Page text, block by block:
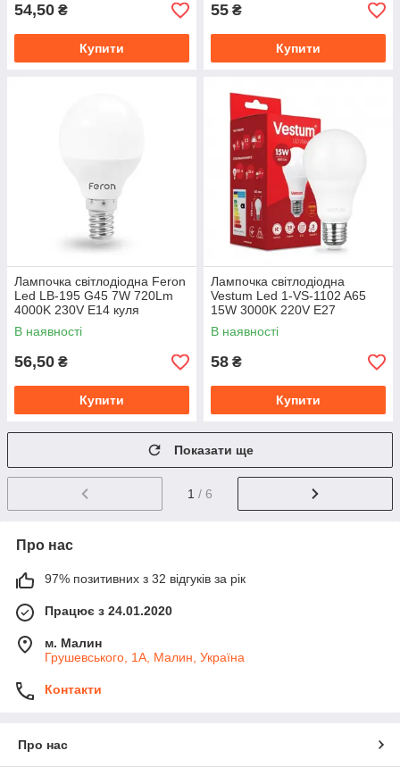
54,50 ₴
Купити
55 ₴
Купити
Лампочка світлодіодна Feron
Led LB-195 G45 7W 720Lm
4000K 230V E14 куля
В наявності
56,50 ₴
Купити
Лампочка світлодіодна
Vestum Led 1-VS-1102 A65
15W 3000K 220V E27
В наявності
58 ₴
Купити
Показати ще
1 / 6
Про нас
97% позитивних з 32 відгуків за рік
Працює з 24.01.2020
м. Малин
Грушевського, 1А, Малин, Україна
Контакти
Про нас